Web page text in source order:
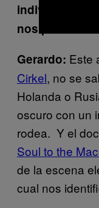
individual ya
nos puedan
Gerardo: Este
Cirkel, no se
Holanda o
oscuro con un
rodea. Y el
Soul to the
de la escena
cual nos